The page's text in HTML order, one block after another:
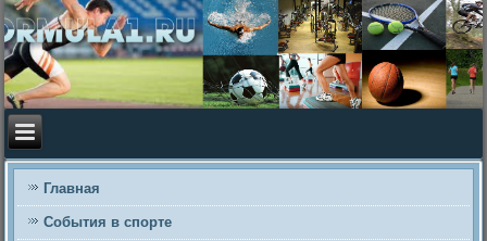
Главная
События в спорте